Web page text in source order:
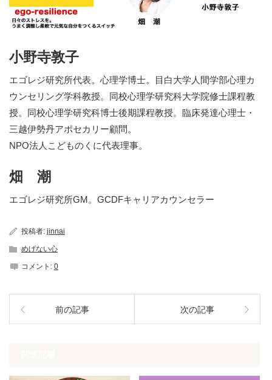
小野寺敦子
エゴレジ研究所代表。心理学博士。目白大学人間学部心理カ
ウンセリング学科教授。同校心理学研究科大学院修士課程教
授。同校心理学研究科博士後期課程教授。臨床発達心理士・
三越伊勢丹アポセカリー顧問。
NPO法人こどものくに代表理事。
畑 潮
エゴレジ研究所GM。GCDFキャリアカウンセラー
投稿者: jinnai
めげない心
コメント: 0
前の記事 次の記事